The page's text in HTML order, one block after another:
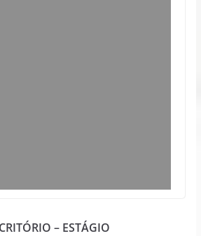
– ESTÁGIO